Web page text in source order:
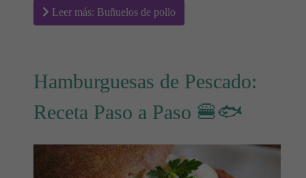
Leer más: Buñuelos de pollo
Hamburguesas de Pescado:
Receta Paso a Paso 🍔🐟